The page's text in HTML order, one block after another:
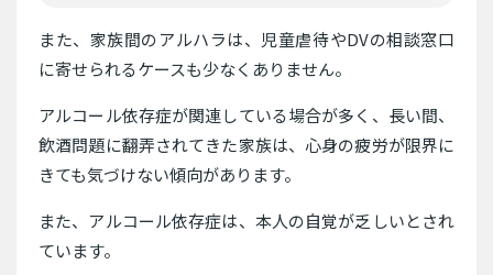
また、家族間のアルハラは、児童虐待やDVの相談窓口
に寄せられるケースも少なくありません。
アルコール依存症が関連している場合が多く、長い間、
飲酒問題に翻弄されてきた家族は、心身の疲労が限界に
きても気づけない傾向があります。
また、アルコール依存症は、本人の自覚が乏しいとされ
ています。